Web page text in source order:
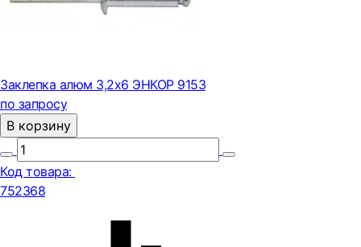
Заклепка алюм 3,2х6 ЭНКОР 9153
по запросу
В корзину
Код товара:
752368